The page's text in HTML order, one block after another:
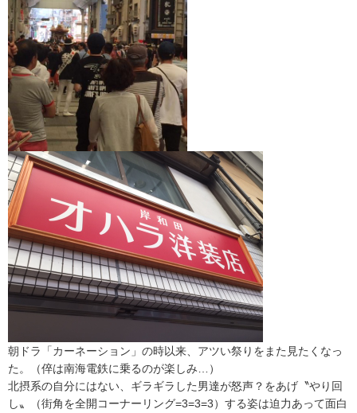
朝ドラ「カーネーション」の時以来、 アツい祭りをまた見たくなっ
た。（倅は南海電鉄に乗るのが楽しみ…）
北摂系の自分にはない、ギラギラした男達が怒声？をあげ〝やり回
し〟（街角を全開コーナーリング=3=3=3） する姿は迫力あって面白